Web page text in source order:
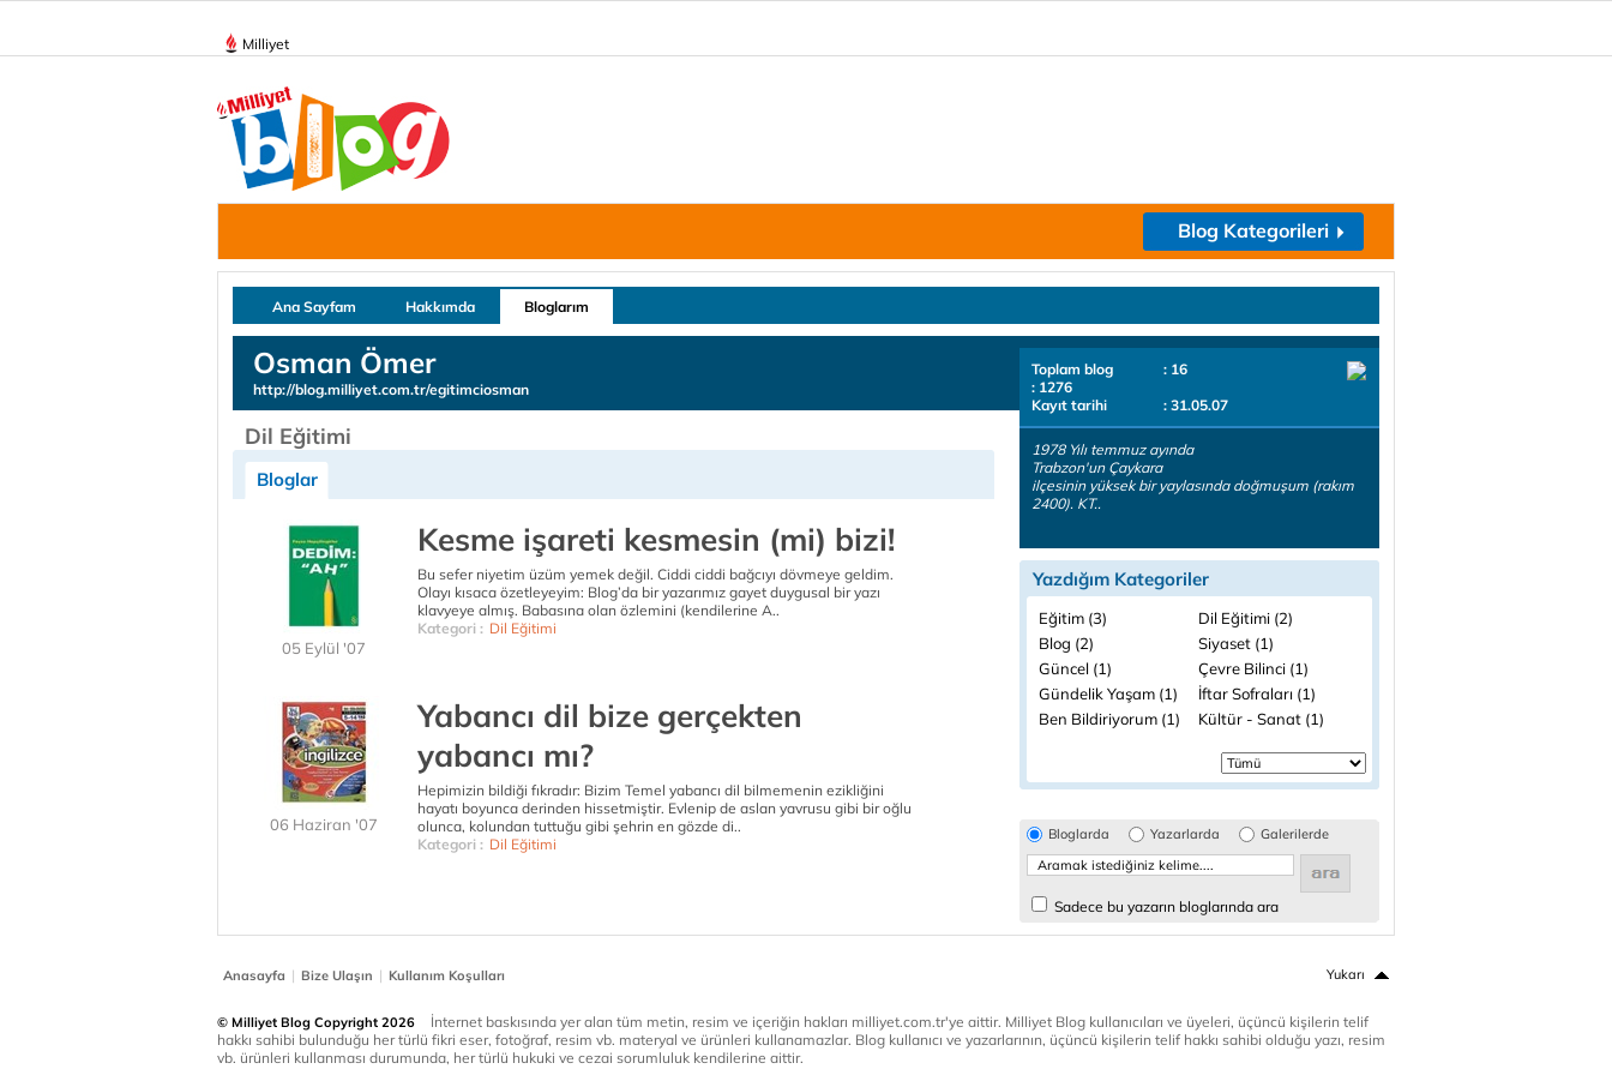
Milliyet
Blog Kategorileri
Ana Sayfam Hakkımda Bloglarım
Osman Ömer
http://blog.milliyet.com.tr/egitimciosman
Dil Eğitimi
Bloglar
05 Eylül '07
Kesme işareti kesmesin (mi) bizi!
Bu sefer niyetim üzüm yemek değil. Ciddi ciddi bağcıyı dövmeye geldim.
Olayı kısaca özetleyeyim: Blog’da bir yazarımız gayet duygusal bir yazı
klavyeye almış. Babasına olan özlemini (kendilerine A..
Kategori : Dil Eğitimi
06 Haziran '07
Yabancı dil bize gerçekten
yabancı mı?
Hepimizin bildiği fıkradır: Bizim Temel yabancı dil bilmemenin ezikliğini
hayatı boyunca derinden hissetmiştir. Evlenip de aslan yavrusu gibi bir oğlu
olunca, kolundan tuttuğu gibi şehrin en gözde di..
Kategori : Dil Eğitimi
Toplam blog
: 16
: 1276
Kayıt tarihi
: 31.05.07
1978 Yılı temmuz ayında
Trabzon'un Çaykara
ilçesinin yüksek bir yaylasında doğmuşum (rakım
2400). KT..
Yazdığım Kategoriler
Eğitim (3)
Dil Eğitimi (2)
Blog (2)
Siyaset (1)
Güncel (1)
Çevre Bilinci (1)
Gündelik Yaşam (1)
İftar Sofraları (1)
Ben Bildiriyorum (1)
Kültür - Sanat (1)
Bloglarda Yazarlarda Galerilerde
Sadece bu yazarın bloglarında ara
Anasayfa | Bize Ulaşın | Kullanım Koşulları Yukarı
© Milliyet Blog Copyright 2026
İnternet baskısında yer alan tüm metin, resim ve içeriğin hakları milliyet.com.tr'ye aittir. Milliyet Blog kullanıcıları ve üyeleri, üçüncü kişilerin telif
hakkı sahibi bulunduğu her türlü fikri eser, fotoğraf, resim vb. materyal ve ürünleri kullanamazlar. Blog kullanıcı ve yazarlarının, üçüncü kişilerin telif hakkı sahibi olduğu yazı, resim
vb. ürünleri kullanması durumunda, her türlü hukuki ve cezai sorumluluk kendilerine aittir.